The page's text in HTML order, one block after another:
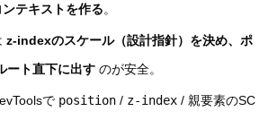
テキストを作る。
z-indexのスケール（設計指針）を決め、ポ
ート直下に出すのが安全。
で position/ z-index/ 親要素のSC